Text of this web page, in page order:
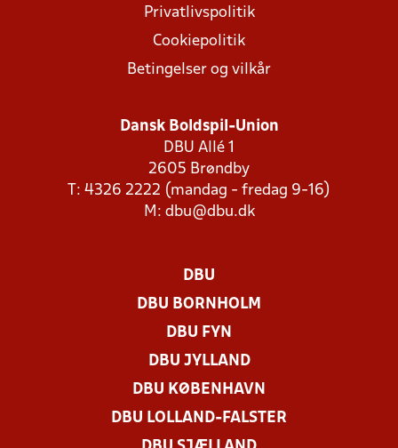
Privatlivspolitik
Cookiepolitik
Betingelser og vilkår
Dansk Boldspil-Union
DBU Allé 1
2605 Brøndby
T: 4326 2222 (mandag - fredag 9-16)
M: dbu@dbu.dk
DBU
DBU BORNHOLM
DBU FYN
DBU JYLLAND
DBU KØBENHAVN
DBU LOLLAND-FALSTER